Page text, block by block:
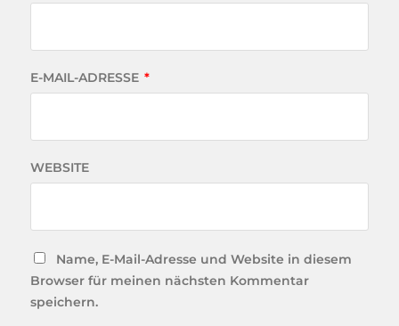
E-MAIL-ADRESSE *
WEBSITE
Name, E-Mail-Adresse und Website in diesem
Browser für meinen nächsten Kommentar
speichern.